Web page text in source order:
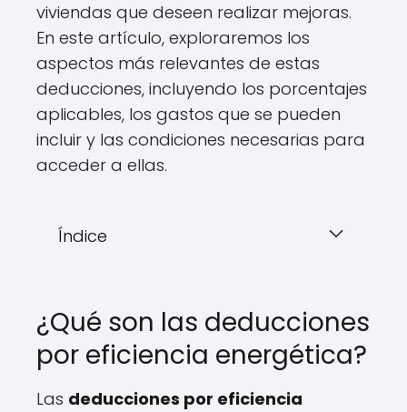
viviendas que deseen realizar mejoras.
En este artículo, exploraremos los
aspectos más relevantes de estas
deducciones, incluyendo los porcentajes
aplicables, los gastos que se pueden
incluir y las condiciones necesarias para
acceder a ellas.
Índice
¿Qué son las deducciones
por eficiencia energética?
Las deducciones por eficiencia